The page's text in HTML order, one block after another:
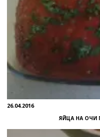
26.04.2016
ЯЙЦА НА ОЧИ